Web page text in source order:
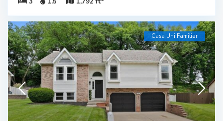
Casa Uni Familiar